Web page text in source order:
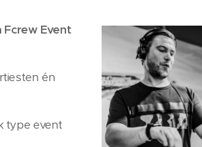
Event
én
type event